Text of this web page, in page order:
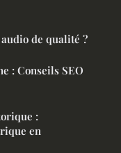
de qualité ?
: Conseils SEO
:
en